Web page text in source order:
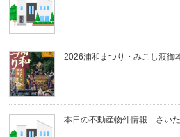
2026浦和まつり・みこし渡御
本日の不動産物件情報 さい